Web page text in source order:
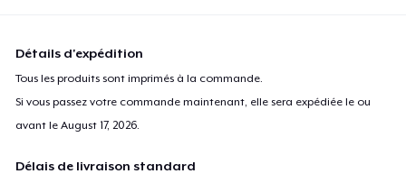
Détails d'expédition
Tous les produits sont imprimés à la commande.
Si vous passez votre commande maintenant, elle sera expédiée le ou
avant leAugust 17, 2026
Délais de livraison standard